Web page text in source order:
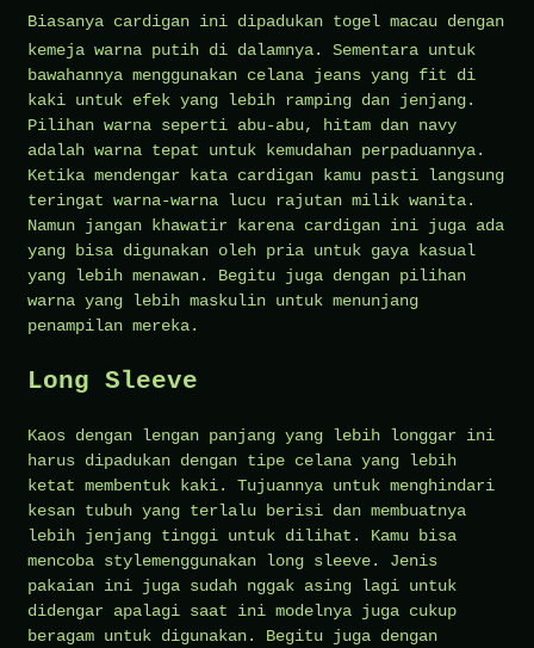
Biasanya cardigan ini dipadukan togel macau dengan
kemeja warna putih di dalamnya. Sementara untuk
bawahannya menggunakan celana jeans yang fit di
kaki untuk efek yang lebih ramping dan jenjang.
Pilihan warna seperti abu-abu, hitam dan navy
adalah warna tepat untuk kemudahan perpaduannya.
Ketika mendengar kata cardigan kamu pasti langsung
teringat warna-warna lucu rajutan milik wanita.
Namun jangan khawatir karena cardigan ini juga ada
yang bisa digunakan oleh pria untuk gaya kasual
yang lebih menawan. Begitu juga dengan pilihan
warna yang lebih maskulin untuk menunjang
penampilan mereka.
Long Sleeve
Kaos dengan lengan panjang yang lebih longgar ini
harus dipadukan dengan tipe celana yang lebih
ketat membentuk kaki. Tujuannya untuk menghindari
kesan tubuh yang terlalu berisi dan membuatnya
lebih jenjang tinggi untuk dilihat. Kamu bisa
mencoba stylemenggunakan long sleeve. Jenis
pakaian ini juga sudah nggak asing lagi untuk
didengar apalagi saat ini modelnya juga cukup
beragam untuk digunakan. Begitu juga dengan